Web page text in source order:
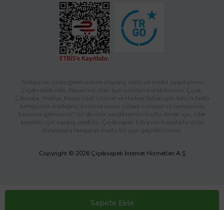
Sepete Ekle
Türkiye’nin önde gelen online alışveriş sitesi ve mobil uygulaması
Çiçeksepeti’nde, ihtiyacınız olan tüm ürünleri bulabilirsiniz. Çiçek,
Çikolata, Hediye, Kişiye Özel Ürünler ve Hediye Setleri gibi birçok farklı
kategoride aradığınız binlerce ürünü sizlere sunuyor ve zamanında
kapınıza getiriyoruz! Siz de ister sevdiklerinizi mutlu etmek için, ister
kendiniz için sipariş verebilir; Çiçeksepeti Extra’nın fırsatlarla dolu
dünyasıyla tanışarak mutlu bir gün geçirebilirsiniz.
Copyright © 2026 Çiçeksepeti İnternet Hizmetleri A.Ş